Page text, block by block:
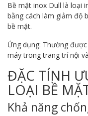
Bề mặt inox Dull là loại
bằng cách làm giảm độ
bề mặt.
Ứng dụng: Thường
máy trong trang trí nội
ĐẶC TÍNH
LOẠI BỀ
Khả năng